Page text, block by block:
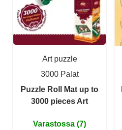
Art puzzle
3000 Palat
Puzzle Roll Mat up to
3000 pieces Art
Varastossa (7)